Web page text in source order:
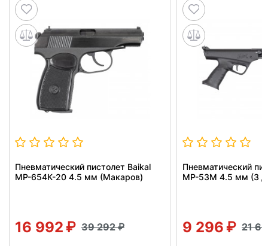
Пневматический пистолет Baikal
МР-654К-20 4.5 мм (Макаров)
16 992 39 292
Пневматический
МР-53М 4.5 мм (3
9 296 21